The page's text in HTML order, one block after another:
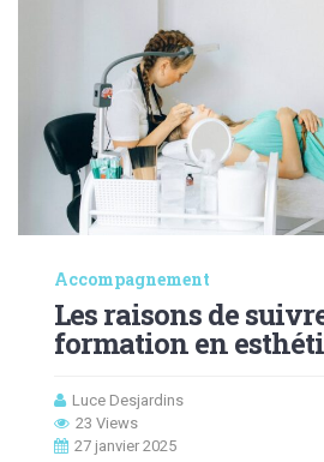
Accompagnement
Les raisons de
formation en
Luce Desjardins
23 Views
27 janvier 2025